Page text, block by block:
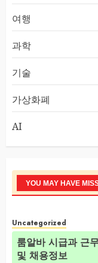
여행
과학
기술
가상화폐
AI
YOU MAY HAVE
Uncategorized
룸알바 시급과 근
및 채용정보